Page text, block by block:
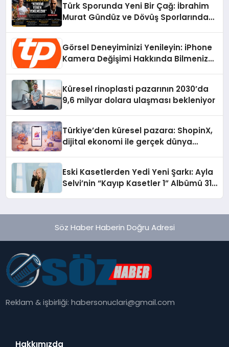
Türk Sporunda Yeni Bir Çağ: İbrahim
Murat Gündüz ve Dövüş Sporlarında
Görsel Deneyiminizi Yenileyin: iPhone
Kamera Değişimi Hakkında Bilmeniz
Küresel rinoplasti pazarının 2030’da
9,6 milyar dolara ulaşması bekleniyor
Türkiye’den küresel pazara: ShopinX,
dijital ekonomi ile gerçek dünya
Eski Kasetlerden Yedi Yeni Şarkı: Ayla
Selvi’nin “Kayıp Kasetler 1” Albümü 31
Söz Haber Haberin Doğru Adresi
Reklam & işbirliği:habersonuclari@gmail.com
Hakkımızda